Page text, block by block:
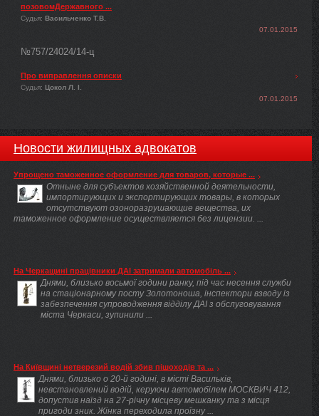
позовомДержавного ...
Судья: Васильченко Т.В.
07.01.2015
№757/24024/14-ц
Про виправлення описки
Судья: Цокол Л. І.
07.01.2015
Новости жилищных адвокатов
Упрощено таможенное оформление для товаров, которые ...
Отныне для субъектов хозяйственной деятельности,
импортирующих и экспортирующих товары, в которых
отсутствуют озоноразрушающие вещества, их
таможенное оформление осуществляется без лицензии. ...
На Черкащині працівники ДАІ затримали автомобіль ...
Днями, близько восьмої години ранку, під час несення служби
на стаціонарному посту Золотоноша, інспектори взводу із
забезпечення супроводження відділу ДАІ з обслуговування
міста Черкаси, зупинили ...
На Київщині нетверезий водій збив пішоходів та ...
Днями, близько о 20-й годині, в місті Васильків,
невстановлений водій, керуючи автомобілем МОСКВИЧ 412,
допустив наїзд на 27-річну місцеву мешканку та з місця
пригоди зник. Жінка переходила проїзну ...